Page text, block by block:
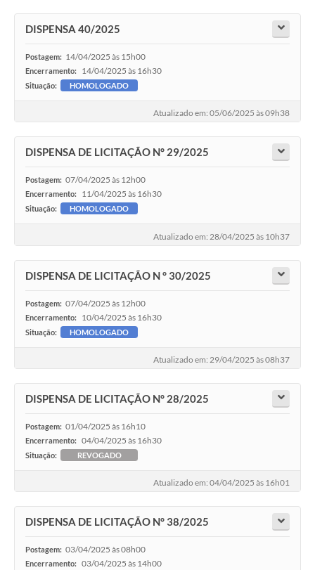
DISPENSA 40/2025
Postagem: 14/04/2025 às 15h00
Encerramento: 14/04/2025 às 16h30
Situação: HOMOLOGADO
Atualizado em: 05/06/2025 às 09h38
DISPENSA DE LICITAÇÃO N° 29/2025
Postagem: 07/04/2025 às 12h00
Encerramento: 11/04/2025 às 16h30
Situação: HOMOLOGADO
Atualizado em: 28/04/2025 às 10h37
DISPENSA DE LICITAÇÃO N ° 30/2025
Postagem: 07/04/2025 às 12h00
Encerramento: 10/04/2025 às 16h30
Situação: HOMOLOGADO
Atualizado em: 29/04/2025 às 08h37
DISPENSA DE LICITAÇÃO N° 28/2025
Postagem: 01/04/2025 às 16h10
Encerramento: 04/04/2025 às 16h30
Situação: REVOGADO
Atualizado em: 04/04/2025 às 16h01
DISPENSA DE LICITAÇÃO N° 38/2025
Postagem: 03/04/2025 às 08h00
Encerramento: 03/04/2025 às 14h00